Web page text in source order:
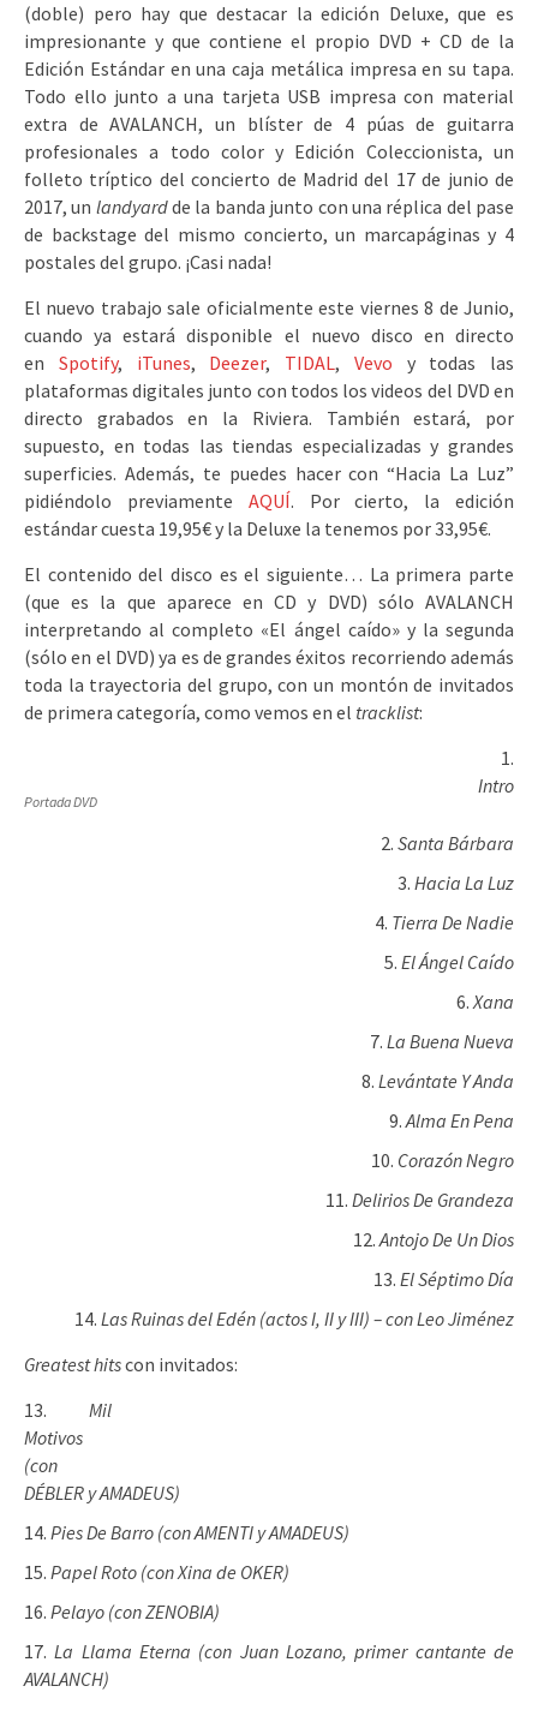
(doble) pero hay que destacar la edición Deluxe, que es
impresionante y que contiene el propio DVD + CD de la
Edición Estándar en una caja metálica impresa en su tapa.
Todo ello junto a una tarjeta USB impresa con material
extra de AVALANCH, un blíster de 4 púas de guitarra
profesionales a todo color y Edición Coleccionista, un
folleto tríptico del concierto de Madrid del 17 de junio de
2017, un landyardde la banda junto con una réplica del pase
de backstage del mismo concierto, un marcapáginas y 4
postales del grupo. ¡Casi nada!
El nuevo trabajo sale oficialmente este viernes 8 de Junio,
cuando ya estará disponible el nuevo disco en directo
en Spotify, iTunes, Deezer, TIDAL, Vevo y todas las
plataformas digitales junto con todos los videos del DVD en
directo grabados en la Riviera. También estará, por
supuesto, en todas las tiendas especializadas y grandes
superficies. Además, te puedes hacer con “Hacia La Luz”
pidiéndolo previamente AQUÍ. Por cierto, la edición
estándar cuesta 19,95€ y la Deluxe la tenemos por 33,95€.
El contenido del disco es el siguiente… La primera parte
(que es la que aparece en CD y DVD) sólo AVALANCH
interpretando al completo «El ángel caído» y la segunda
(sólo en el DVD) ya es de grandes éxitos recorriendo además
toda la trayectoria del grupo, con un montón de invitados
de primera categoría, como vemos en el tracklist:
Portada DVD
Intro
Santa Bárbara
Hacia La Luz
Tierra De Nadie
El Ángel Caído
Xana
La Buena Nueva
Levántate Y Anda
Alma En Pena
Corazón Negro
Delirios De Grandeza
Antojo De Un Dios
El Séptimo Día
Las Ruinas del Edén (actos I, II y III) – con Leo Jiménez
Greatest hitscon invitados:
Mil
Motivos
(con
DÉBLER y AMADEUS)
Pies De Barro (con AMENTI y AMADEUS)
Papel Roto (con Xina de OKER)
Pelayo (con ZENOBIA)
La Llama Eterna (con Juan Lozano, primer cantante de
AVALANCH)